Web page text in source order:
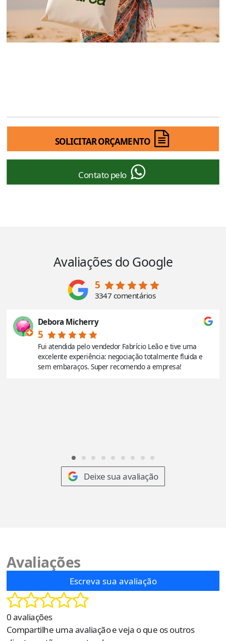
SOLICITAR ORÇAMENTO
Contato pelo
Avaliações do Google
5
3347 comentários
Debora Micherry
5
Fui atendida pelo vendedor Fabrício Leão e tive uma
excelente experiência: negociação totalmente fluida e
sem embaraços. Super recomendo a empresa!
Deixe sua avaliação
Avaliações
Escreva sua avaliação
0 avaliações
Compartilhe uma avaliação e veja o que os outros